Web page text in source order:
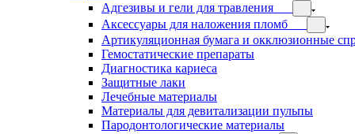
Адгезивы и гели для травления
Аксессуары для наложения пломб
Артикуляционная бумага и окклюзионные
Гемостатические препараты
Диагностика кариеса
Защитные лаки
Лечебные материалы
Материалы для девитализации пульпы
Пародонтологические материалы